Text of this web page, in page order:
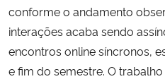
conforme o andamento
interações acaba sendo
encontros online síncronos,
e fim do semestre. O